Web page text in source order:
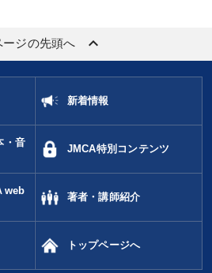
ージの先頭へ keyboard_arrow_up
新着情報
・音
JMCA特別コンテンツ
web
著者・講師紹介
トップページへ